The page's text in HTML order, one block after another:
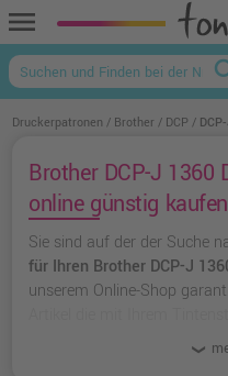
menu
Druckerpatronen Brother DCP
Brother DCP-J 1360
online günstig kaufen
Sie sind auf der der Suche
für Ihren Brother DCP-J
unserem Online-Shop